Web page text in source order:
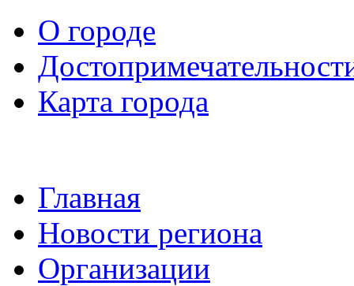
О городе
Карта города
Главная
Новости региона
Организации